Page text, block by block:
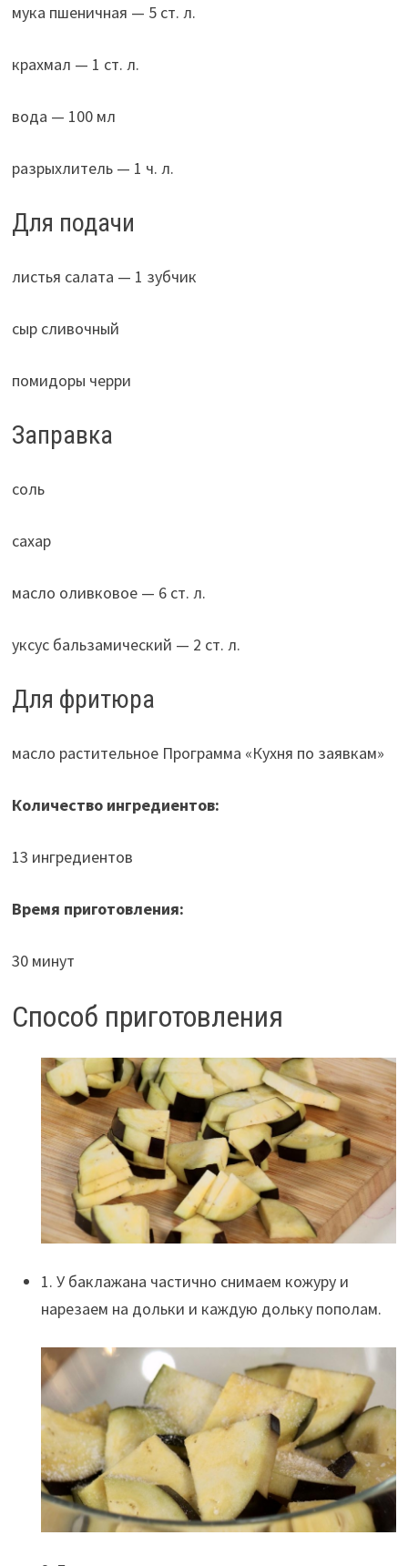
мука пшеничная — 5 ст. л.
крахмал — 1 ст. л.
вода — 100 мл
разрыхлитель — 1 ч. л.
Для подачи
листья салата — 1 зубчик
сыр сливочный
помидоры черри
Заправка
соль
сахар
масло оливковое — 6 ст. л.
уксус бальзамический — 2 ст. л.
Для фритюра
масло растительное Программа «Кухня по заявкам»
Количество ингредиентов:
13 ингредиентов
Время приготовления:
30 минут
Способ приготовления
1. У баклажана частично снимаем кожуру и
нарезаем на дольки и каждую дольку пополам.